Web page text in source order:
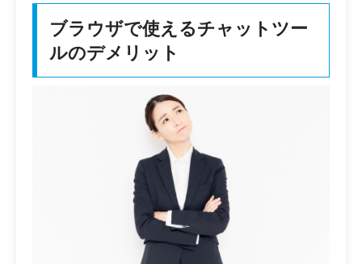
ブラウザで使えるチャットツー
ルのデメリット